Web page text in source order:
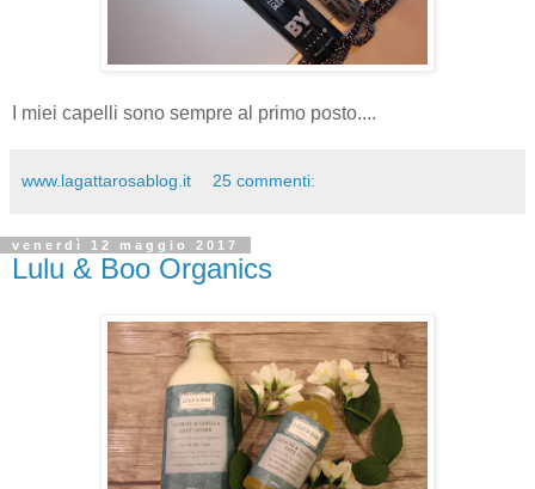
I miei capelli sono sempre al primo posto....
www.lagattarosablog.it 25 commenti:
venerdì 12 maggio 2017
Lulu & Boo Organics